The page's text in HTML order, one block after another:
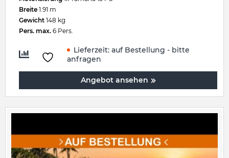
Breite 1.91 m
Gewicht 148 kg
Pers. max. 6 Pers.
Lieferzeit: auf Bestellung - bitte
anfragen
Angebot ansehen